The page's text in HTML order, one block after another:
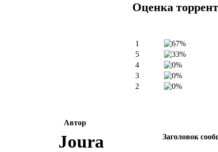
Оценка
1
5
4
3
2
Автор
Joura Заголовок